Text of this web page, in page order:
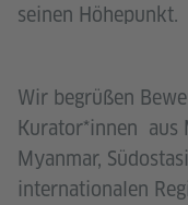
seinen Höhepunkt.
Wir begrüßen
Kurator*innen aus
Myanmar,
internationalen